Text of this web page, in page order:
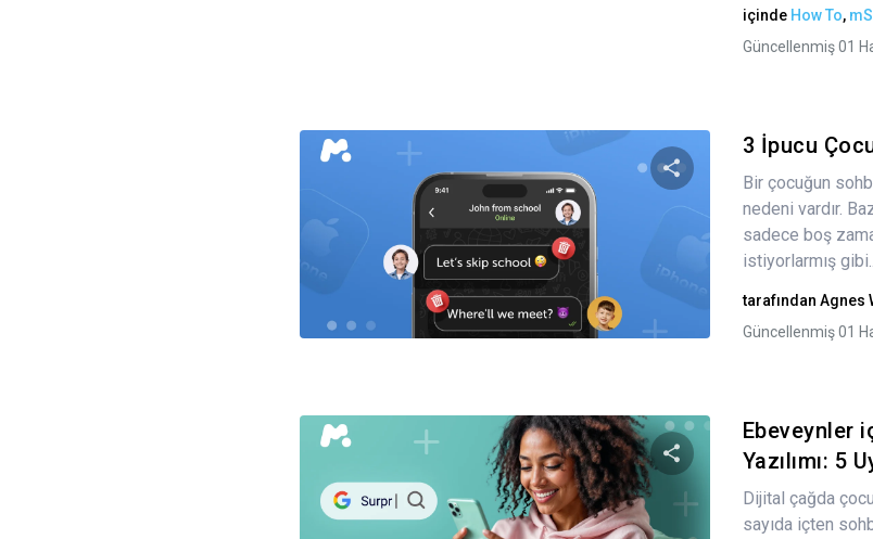
içinde How To,
Güncellenmiş 01
Bu makaleyi paylaş
3 İpucu
Bir çocuğun
nedeni vardır.
sadece boş
istiyorlarmış
tarafından Agnes
Güncellenmiş 01
Bu makaleyi paylaş
Ebeveynler
Yazılımı: 5
Dijital çağda
sayıda içten